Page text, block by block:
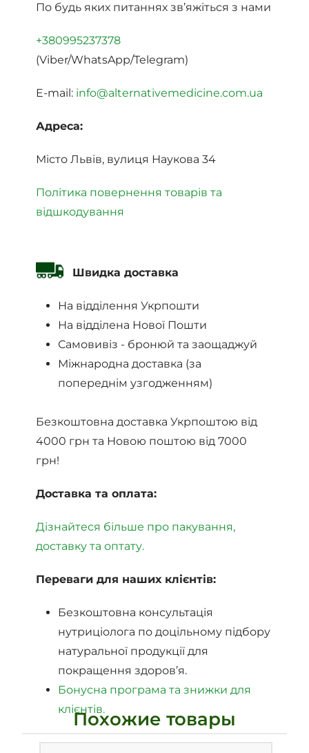
По будь яких питаннях зв’яжіться з нами
+380995237378
(Viber/WhatsApp/Telegram)
E-mail: info@alternativemedicine.com.ua
Адреса:
Місто Львів, вулиця Наукова 34
Політика повернення товарів та
відшкодування
Швидка доставка
На відділення Укрпошти
На відділена Нової Пошти
Самовивіз - бронюй та заощаджуй
Міжнародна доставка (за
попереднім узгодженням)
Безкоштовна доставка Укрпоштою від
4000 грн та Новою поштою від 7000
грн!
Доставка та оплата:
Дізнайтеся більше про пакування,
доставку та оптату.
Переваги для наших клієнтів:
Безкоштовна консультація
нутриціолога по доцільному підбору
натуральної продукції для
покращення здоров’я.
Бонусна програма та знижки для
клієнтів.
Похожие товары